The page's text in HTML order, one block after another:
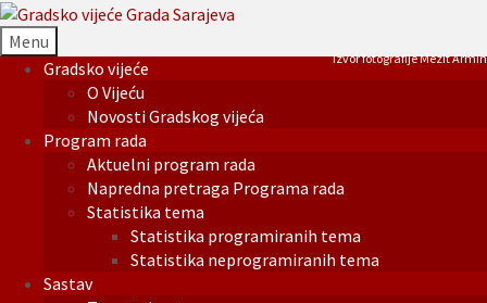
Menu
Gradsko vijeće
O Vijeću
Novosti Gradskog vijeća
Program rada
Aktuelni program rada
Napredna pretraga Programa rada
Statistika tema
Statistika programiranih tema
Statistika neprogramiranih tema
Sastav
Izvor fotografije Mezit Armin